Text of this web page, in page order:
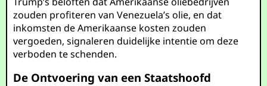
zouden profiteren van Venezuela’s olie, en dat
inkomsten de Amerikaanse kosten zouden
vergoeden, signaleren duidelijke intentie om deze
verboden te schenden.
De Ontvoering van een Staatshoofd